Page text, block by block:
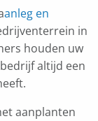
anleg en
in
houden uw
altijd een
aanplanten